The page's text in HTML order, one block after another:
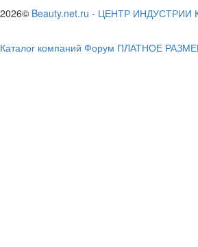
2026© Beauty.net.ru - ЦЕНТР ИНДУСТРИИ
Каталог компаний Форум ПЛАТНОЕ